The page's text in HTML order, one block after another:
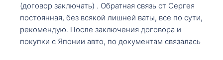
(договор заключать) . Обратная связь от Сергея
постоянная, без всякой лишней ваты, все по сути,
рекомендую. После заключения договора и
покупки с Японии авто, по документам связалась